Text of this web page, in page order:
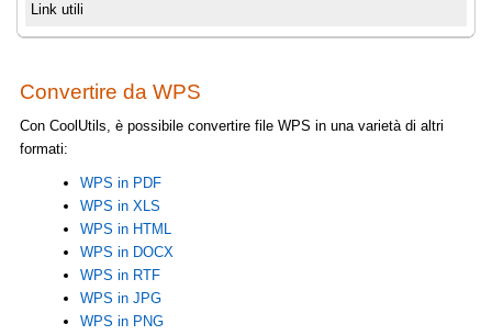
Link utili
Convertire da WPS
Con CoolUtils, è possibile convertire file WPS in una varietà di altri
formati:
WPS in PDF
WPS in XLS
WPS in HTML
WPS in DOCX
WPS in RTF
WPS in JPG
WPS in PNG